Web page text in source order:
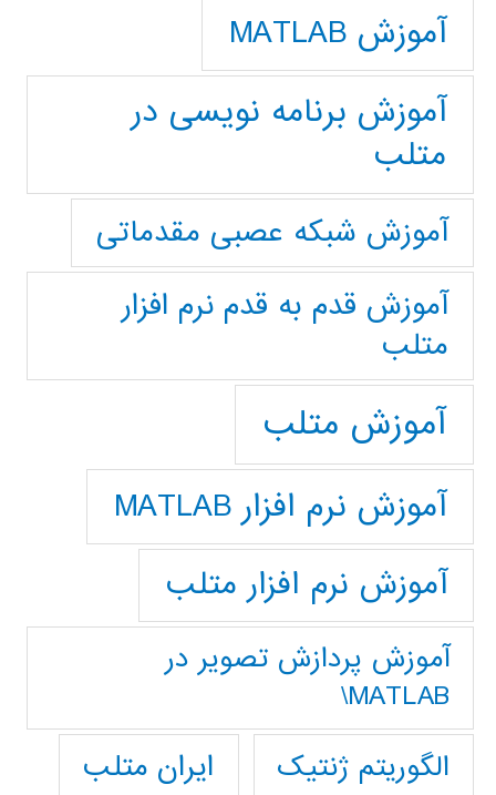
آموزش MATLAB
آموزش برنامه نویسی در
متلب
آموزش شبکه عصبی مقدماتی
آموزش قدم به قدم نرم افزار
متلب
آموزش متلب
آموزش نرم افزار MATLAB
آموزش نرم افزار متلب
آموزش پردازش تصوير در
MATLAB\
الگوریتم ژنتیک
ایران متلب